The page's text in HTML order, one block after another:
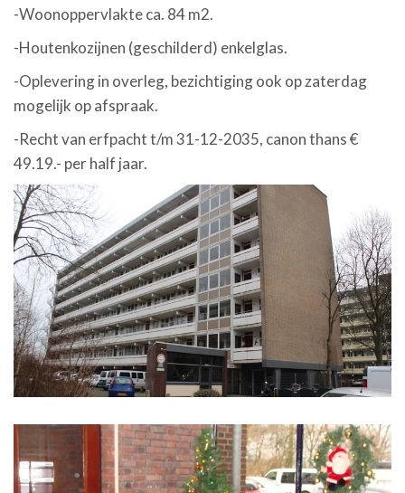
-Woonoppervlakte ca. 84 m2.
-Houtenkozijnen (geschilderd) enkelglas.
-Oplevering in overleg, bezichtiging ook op zaterdag
mogelijk op afspraak.
-Recht van erfpacht t/m 31-12-2035, canon thans €
49.19.- per half jaar.